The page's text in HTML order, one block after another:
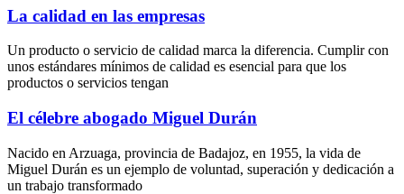
La calidad en las empresas
Un producto o servicio de calidad marca la diferencia. Cumplir con
unos estándares mínimos de calidad es esencial para que los
productos o servicios tengan
El célebre abogado Miguel Durán
Nacido en Arzuaga, provincia de Badajoz, en 1955, la vida de
Miguel Durán es un ejemplo de voluntad, superación y dedicación a
un trabajo transformado